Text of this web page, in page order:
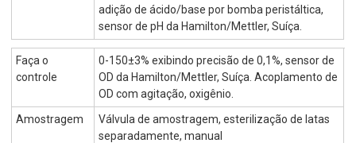
adição de ácido/base por bomba peristáltica,
sensor de pH da Hamilton/Mettler, Suíça.
Faça o
controle
0-150±3% exibindo precisão de 0,1%, sensor de
OD da Hamilton/Mettler, Suíça. Acoplamento de
OD com agitação, oxigênio.
Amostragem
Válvula de amostragem, esterilização de latas
separadamente, manual